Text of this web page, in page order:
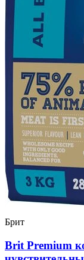
Брит
Brit Premium